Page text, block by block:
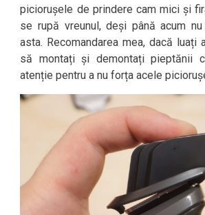
piciorușele de prindere cam mici și
se rupă vreunul, deși până acum
asta. Recomandarea mea, dacă luați
să montați și demontați pieptănii
atenție pentru a nu forța acele